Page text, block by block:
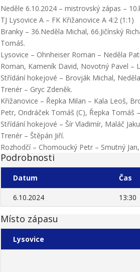
Neděle 6.10.2024 – mistrovský zápas –
TJ Lysovice A – FK Křižanovice A 4:2 (1:1)
Branky – 36.Neděla Michal, 66.Jičínský
Tomáš.
Lysovice – Ohnheiser Roman – Neděla
Roman, Kameník David, Novotný Pavel –
Střídání hokejové – Brovják Michal,
Trenér – Gryc Zdeněk.
Křižanovice – Řepka Milan – Kala Leoš,
Petr, Ondráček Tomáš (C), Řepka Tomáš
Střídání hokejové – Šír Vladimír, Maláč
Trenér – Štěpán Jiří.
Rozhodčí – Chomoucký Petr – Smutný
Podrobnosti
Datum Čas
6.10.2024 13:30
Místo zápasu
Lysovice